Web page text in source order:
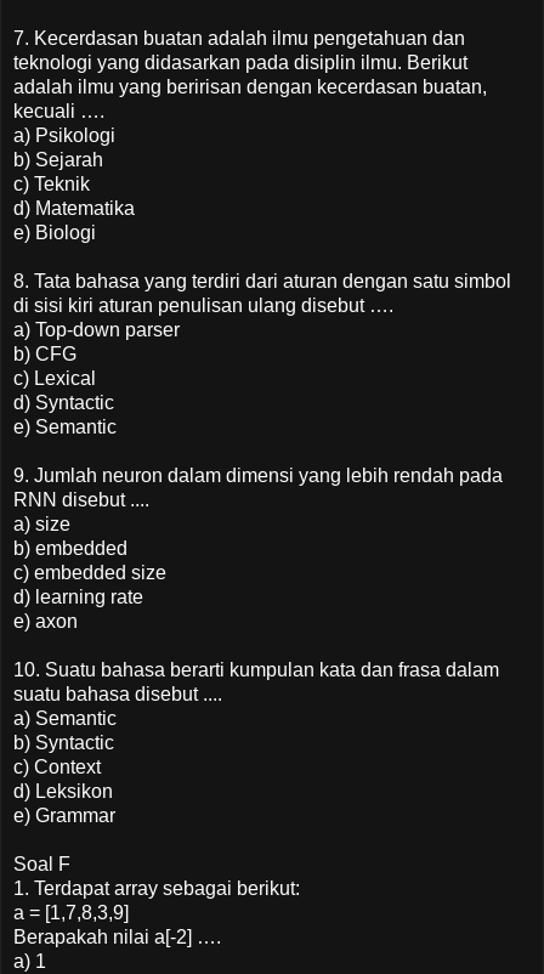
7. Kecerdasan buatan adalah ilmu pengetahuan dan
teknologi yang didasarkan pada disiplin ilmu. Berikut
adalah ilmu yang beririsan dengan kecerdasan buatan,
kecuali ….
a) Psikologi
b) Sejarah
c) Teknik
d) Matematika
e) Biologi
8. Tata bahasa yang terdiri dari aturan dengan satu simbol
di sisi kiri aturan penulisan ulang disebut ….
a) Top-down parser
b) CFG
c) Lexical
d) Syntactic
e) Semantic
9. Jumlah neuron dalam dimensi yang lebih rendah pada
RNN disebut ....
a) size
b) embedded
c) embedded size
d) learning rate
e) axon
10. Suatu bahasa berarti kumpulan kata dan frasa dalam
suatu bahasa disebut ....
a) Semantic
b) Syntactic
c) Context
d) Leksikon
e) Grammar
Soal F
1. Terdapat array sebagai berikut:
a = [1,7,8,3,9]
Berapakah nilai a[-2] ….
a) 1